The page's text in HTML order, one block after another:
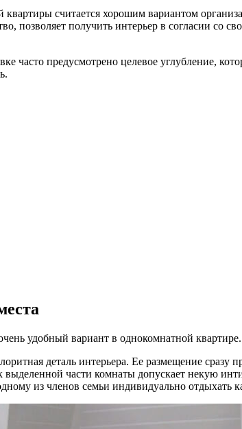
считается хорошим вариантом
позволяет получить интерьер в согласии
часто предусмотрено целевое углубление,
удобный вариант в однокомнатной
деталь интерьера. Ее размещение
части комнаты допускает некую
из членов семьи индивидуально отдыхать